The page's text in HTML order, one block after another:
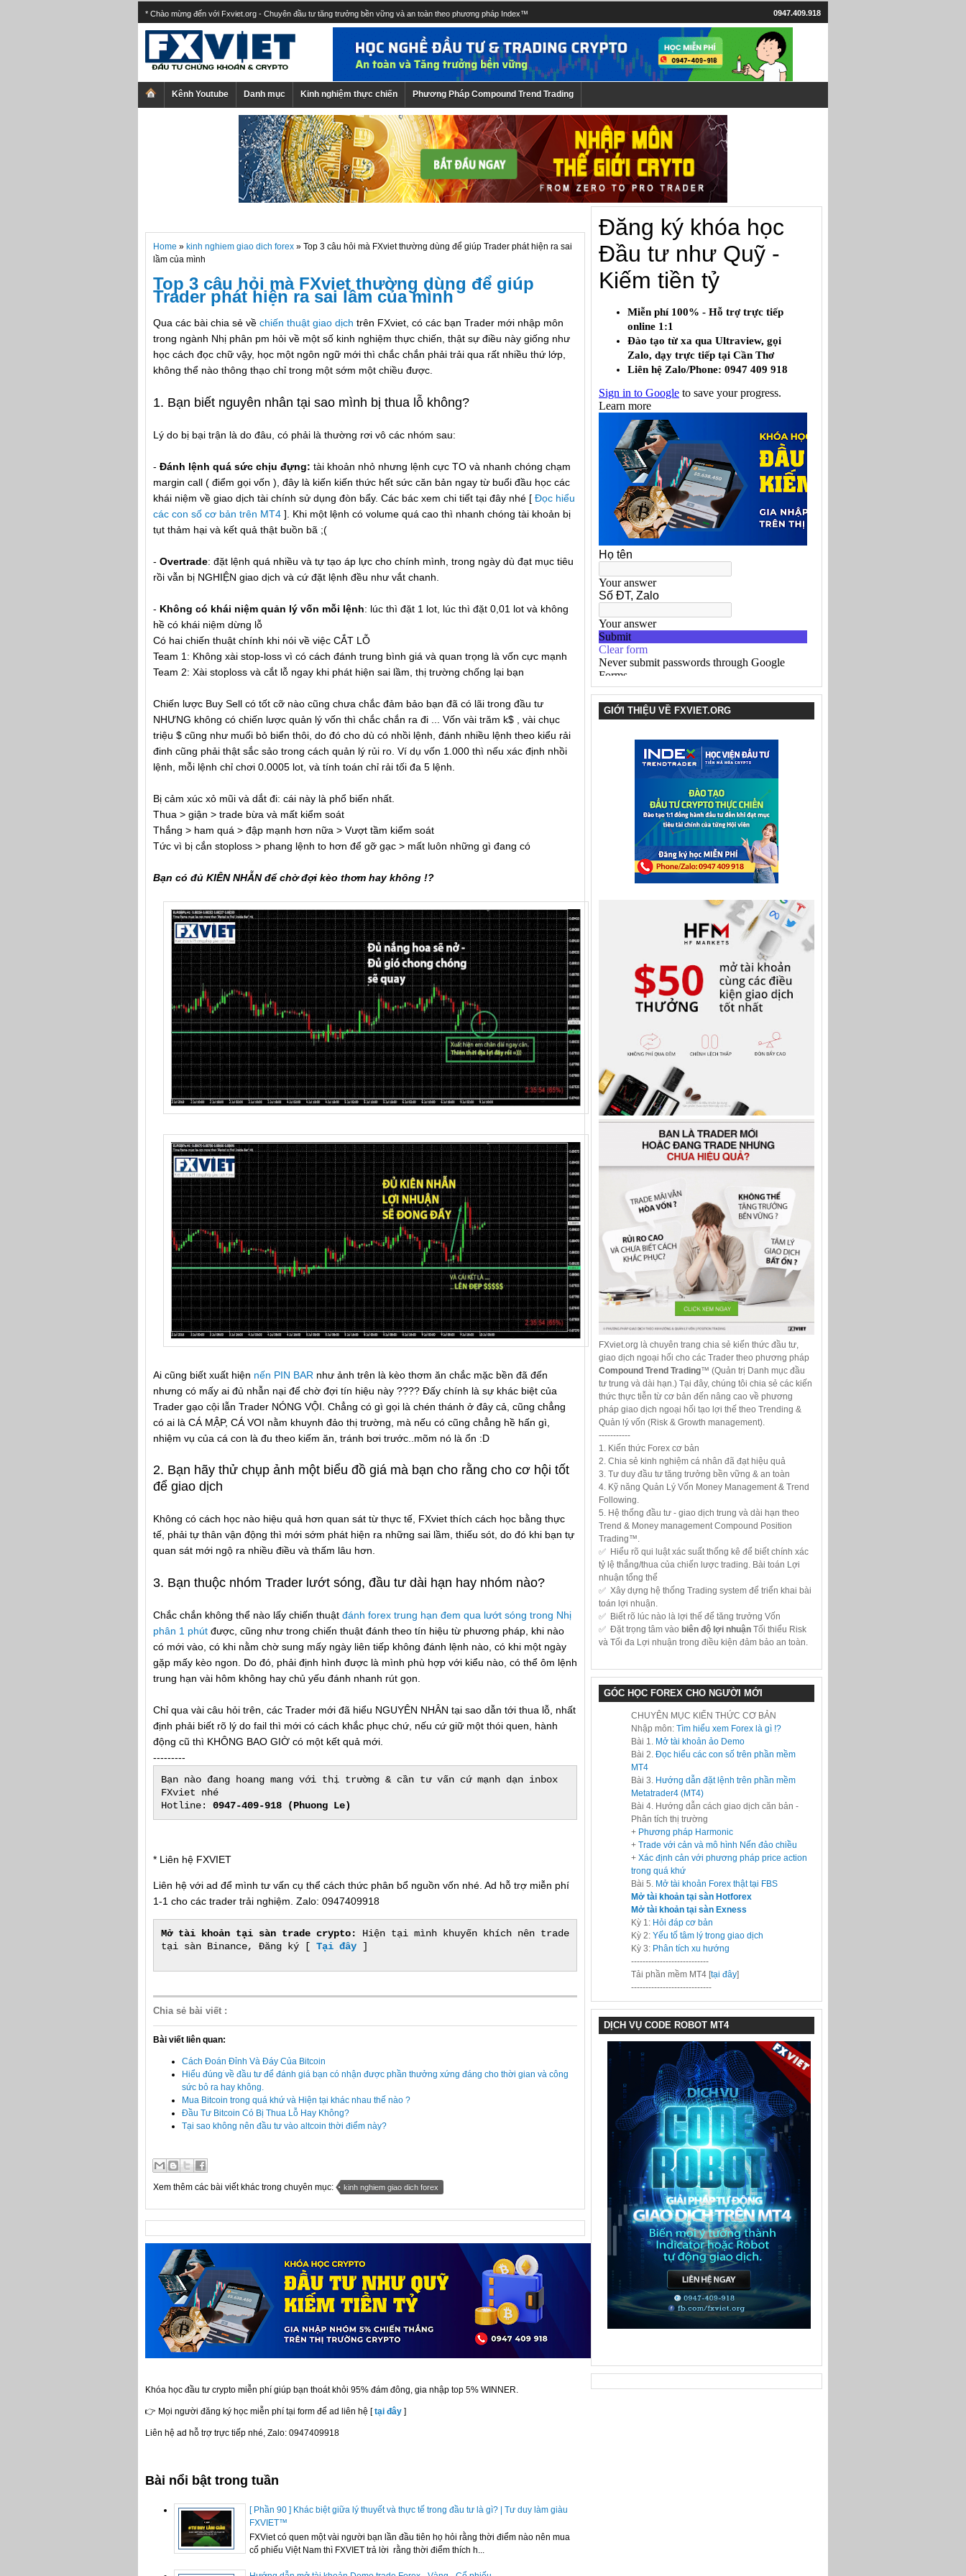
* Chào mừng đến với Fxviet.org - Chuyên đầu tư tăng trưởng bền vững và an toàn theo phương pháp Index™ 0947.409.918
Kênh Youtube Danh mục Kinh nghiệm thực chiến Phương Pháp Compound Trend Trading
Home » kinh nghiem giao dich forex » Top 3 câu hỏi mà FXviet thường dùng để giúp Trader phát hiện ra sai
lầm của mình
Top 3 câu hỏi mà FXviet thường dùng để giúp
Trader phát hiện ra sai lầm của mình
Qua các bài chia sẻ về chiến thuật giao dịch trên FXviet, có các bạn Trader mới nhập môn
trong ngành Nhị phân pm hỏi về một số kinh nghiệm thực chiến, thật sự điều này giống như
học cách đọc chữ vậy, học một ngôn ngữ mới thì chắc chắn phải trải qua rất nhiều thứ lớp,
không thể nào thông thạo chỉ trong một sớm một chiều được.
1. Bạn biết nguyên nhân tại sao mình bị thua lỗ không?
Lý do bị bại trận là do đâu, có phải là thường rơi vô các nhóm sau:
- Đánh lệnh quá sức chịu đựng: tài khoản nhỏ nhưng lệnh cực TO và nhanh chóng chạm
margin call ( điểm gọi vốn ), đây là kiến kiến thức hết sức căn bản ngay từ buổi đầu học các
khái niệm về giao dịch tài chính sử dụng đòn bẩy. Các bác xem chi tiết tại đây nhé [ Đọc hiểu
các con số cơ bản trên MT4 ]. Khi một lệnh có volume quá cao thì nhanh chóng tài khoản bị
tụt thảm hại và kết quả thật buồn bã ;(
- Overtrade: đặt lệnh quá nhiều và tự tạo áp lực cho chính mình, trong ngày dù đạt mục tiêu
rồi vẫn bị NGHIỆN giao dịch và cứ đặt lệnh đều như vắt chanh.
- Không có khái niệm quản lý vốn mỗi lệnh: lúc thì đặt 1 lot, lúc thì đặt 0,01 lot và không
hề có khái niệm dừng lỗ
Có hai chiến thuật chính khi nói về việc CẮT LỖ
Team 1: Không xài stop-loss vì có cách đánh trung bình giá và quan trọng là vốn cực mạnh
Team 2: Xài stoploss và cắt lỗ ngay khi phát hiện sai lầm, thị trường chống lại bạn
Chiến lược Buy Sell có tốt cỡ nào cũng chưa chắc đảm bảo bạn đã có lãi trong đầu tư
NHƯNG không có chiến lược quản lý vốn thì chắc chắn ra đi ... Vốn vài trăm k$ , vài chục
triệu $ cũng như muối bỏ biển thôi, do đó cho dù có nhồi lệnh, đánh nhiều lệnh theo kiểu rải
đinh cũng phải thật sắc sảo trong cách quản lý rủi ro. Ví dụ vốn 1.000 thì nếu xác định nhồi
lệnh, mỗi lệnh chỉ chơi 0.0005 lot, và tính toán chỉ rải tối đa 5 lệnh.
Bị cảm xúc xỏ mũi và dắt đi: cái này là phổ biến nhất.
Thua > giận > trade bừa và mất kiểm soát
Thắng > ham quá > đập mạnh hơn nữa > Vượt tầm kiểm soát
Tức vì bị cắn stoploss > phang lệnh to hơn để gỡ gạc > mất luôn những gì đang có
Bạn có đủ KIÊN NHẪN để chờ đợi kèo thơm hay không !?
Ai cũng biết xuất hiện nến PIN BAR như ảnh trên là kèo thơm ăn chắc mặc bền đã đến
nhưng có mấy ai đủ nhẫn nại để chờ đợi tín hiệu này ???? Đấy chính là sự khác biệt của
Trader gạo cội lẫn Trader NÓNG VỘI. Chẳng có gì gọi là chén thánh ở đây cả, cũng chẳng
có ai là CÁ MẬP, CÁ VOI nằm khuynh đảo thị trường, mà nếu có cũng chẳng hề hấn gì,
nhiệm vụ của cá con là đu theo kiếm ăn, tránh bơi trước..mõm nó là ổn :D
2. Bạn hãy thử chụp ảnh một biểu đồ giá mà bạn cho rằng cho cơ hội tốt
để giao dịch
Không có cách học nào hiệu quả hơn quan sát từ thực tế, FXviet thích cách học bằng thực
tế, phải tự thân vận động thì mới sớm phát hiện ra những sai lầm, thiếu sót, do đó khi bạn tự
quan sát mới ngộ ra nhiều điều và thấm lâu hơn.
3. Bạn thuộc nhóm Trader lướt sóng, đầu tư dài hạn hay nhóm nào?
Chắc chắn không thể nào lấy chiến thuật đánh forex trung hạn đem qua lướt sóng trong Nhị
phân 1 phút được, cũng như trong chiến thuật đánh theo tín hiệu từ phương pháp, khi nào
có mới vào, có khi nằm chờ sung mấy ngày liên tiếp không đánh lệnh nào, có khi một ngày
gặp mấy kèo ngon. Do đó, phải định hình được là mình phù hợp với kiểu nào, có thể ôm lệnh
trung hạn vài hôm không hay chủ yếu đánh nhanh rút gọn.
Chỉ qua vài câu hỏi trên, các Trader mới đã hiểu NGUYÊN NHÂN tại sao dẫn tới thua lỗ, nhất
định phải biết rõ lý do fail thì mới có cách khắc phục chứ, nếu cứ giữ một thói quen, hành
động cũ thì KHÔNG BAO GIỜ có một kết quả mới.
---------
Bạn nào đang hoang mang với thị trường & cần tư vấn cứ mạnh dạn inbox
FXviet nhé
Hotline: 0947-409-918 (Phuong Le)
* Liên hệ FXVIET
Liên hệ với ad để mình tư vấn cụ thể cách thức phân bổ nguồn vốn nhé. Ad hỗ trợ miễn phí
1-1 cho các trader trải nghiệm. Zalo: 0947409918
Mở tài khoản tại sàn trade crypto:
Hiện tại mình khuyến khích nên trade
tại sàn Binance, Đăng ký [ Tại đây ]
Chia sẻ bài viết :
Bài viết liên quan:
Cách Đoán Đỉnh Và Đáy Của Bitcoin
Hiểu đúng về đầu tư để đánh giá bạn có nhận được phần thưởng xứng đáng cho thời gian và công
sức bỏ ra hay không.
Mua Bitcoin trong quá khứ và Hiện tại khác nhau thế nào ?
Đầu Tư Bitcoin Có Bị Thua Lỗ Hay Không?
Tại sao không nên đầu tư vào altcoin thời điểm này?
Xem thêm các bài viết khác trong chuyên mục: kinh nghiem giao dich forex
Khóa học đầu tư crypto miễn phí giúp bạn thoát khỏi 95% đám đông, gia nhập top 5% WINNER.
👉 Mọi người đăng ký học miễn phí tại form để ad liên hệ [tại đây ]
Liên hệ ad hỗ trợ trực tiếp nhé, Zalo: 0947409918
Bài nổi bật trong tuần
[ Phần 90 ] Khác biệt giữa lý thuyết và thực tế trong đầu tư là gì? | Tư duy làm giàu
FXVIET™
FXViet có quen một vài người bạn lần đầu tiên họ hỏi rằng thời điểm nào nên mua
cổ phiếu Việt Nam thì FXVIET trả lời rằng thời điểm thích h...
GIỚI THIỆU VỀ FXVIET.ORG
FXviet.org là chuyên trang chia sẻ kiến thức đầu tư,
giao dịch ngoại hối cho các Trader theo phương pháp
Compound Trend Trading™ (Quản trị Danh mục đầu
tư trung và dài hạn.) Tại đây, chúng tôi chia sẻ các kiến
thức thực tiễn từ cơ bản đến nâng cao về phương
pháp giao dịch ngoại hối tạo lợi thế theo Trending &
Quản lý vốn (Risk & Growth management).
-----------
1. Kiến thức Forex cơ bản
2. Chia sẻ kinh nghiệm cá nhân đã đạt hiệu quả
3. Tư duy đầu tư tăng trưởng bền vững & an toàn
4. Kỹ năng Quản Lý Vốn Money Management & Trend
Following.
5. Hệ thống đầu tư - giao dịch trung và dài hạn theo
Trend & Money management Compound Position
Trading™.
✅ Hiểu rõ qui luật xác suất thống kê để biết chính xác
tỷ lệ thắng/thua của chiến lược trading. Bài toán Lợi
nhuận tổng thể
✅ Xây dựng hệ thống Trading system để triển khai bài
toán lợi nhuận.
✅ Biết rõ lúc nào là lợi thế để tăng trưởng Vốn
✅ Đặt trọng tâm vào biên độ lợi nhuận Tối thiểu Risk
và Tối đa Lợi nhuận trong điều kiện đảm bảo an toàn.
GÓC HỌC FOREX CHO NGƯỜI MỚI
CHUYÊN MỤC KIẾN THỨC CƠ BẢN
Nhập môn: Tìm hiểu xem Forex là gì !?
Bài 1. Mở tài khoản ảo Demo
Bài 2. Đọc hiểu các con số trên phần mềm
MT4
Bài 3. Hướng dẫn đặt lệnh trên phần mềm
Metatrader4 (MT4)
Bài 4. Hướng dẫn cách giao dịch căn bản -
Phân tích thị trường
+ Phương pháp Harmonic
+ Trade với cản và mô hình Nến đảo chiều
+ Xác định cản với phương pháp price action
trong quá khứ
Bài 5. Mở tài khoản Forex thật tại FBS
Mở tài khoản tại sàn Hotforex
Mở tài khoản tại sàn Exness
Kỳ 1: Hỏi đáp cơ bản
Kỳ 2: Yếu tố tâm lý trong giao dịch
Kỳ 3: Phân tích xu hướng
---------------------------
Tải phần mềm MT4 [tại đây]
----------------------------
DỊCH VỤ CODE ROBOT MT4